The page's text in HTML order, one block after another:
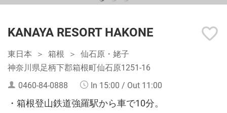
KANAYA RESORT HAKONE
東日本 箱根
仙石原・姥子
神奈川県足柄下郡箱根町仙石原1251-16
0460-84-0888
In 15:00 / Out 11:00
・箱根登山鉄道強羅駅から車で10分。